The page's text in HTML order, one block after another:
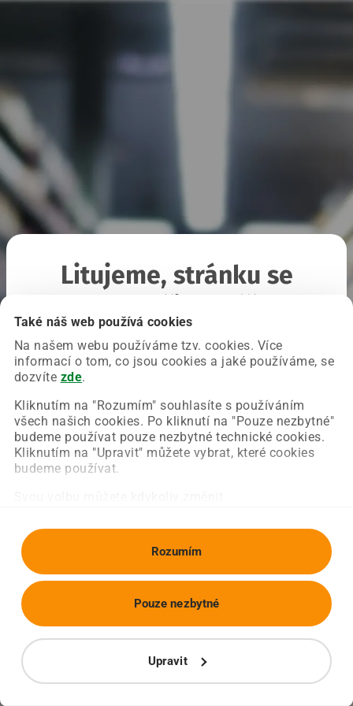
Také náš web používá cookies
Na našem webu používáme tzv. cookies. Více
informací o tom, co jsou cookies a jaké používáme, se
dozvíte zde.
Kliknutím na "Rozumím" souhlasíte s používáním
všech našich cookies. Po kliknutí na "Pouze nezbytné"
budeme používat pouze nezbytné technické cookies.
Kliknutím na "Upravit" můžete vybrat, které cookies
budeme používat.
Rozumím
Upravit
Pouze nezbytné
Litujeme, stránku se
Chyba nastala na naší straně a už ji opravujeme.
Zkuste prosím znovu načíst požadovanou stránku.
Obnovit stránku Úvodní strana